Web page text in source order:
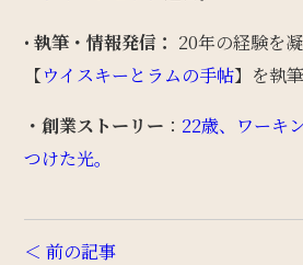
•執筆・情報発信： 20年の経験を
【ウイスキーとラムの手帖】を執筆
・創業ストーリー ： 22歳、ワーキ
つけた光。
＜ 前の記事